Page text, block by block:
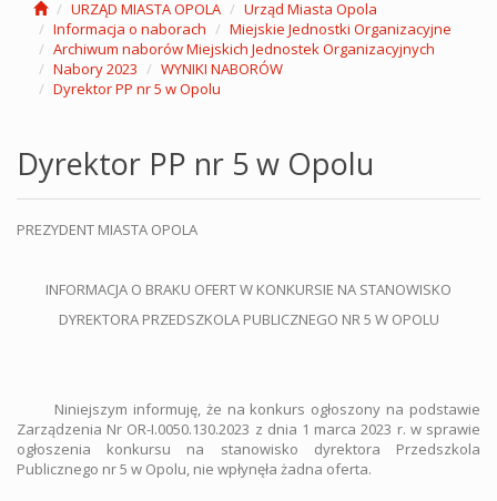
URZĄD MIASTA OPOLA
Urząd Miasta Opola
Informacja o naborach
Miejskie Jednostki Organizacyjne
Archiwum naborów Miejskich Jednostek Organizacyjnych
Nabory 2023
WYNIKI NABORÓW
Dyrektor PP nr 5 w Opolu
Dyrektor PP nr 5 w Opolu
PREZYDENT MIASTA OPOLA
INFORMACJA O BRAKU OFERT W KONKURSIE NA STANOWISKO
DYREKTORA PRZEDSZKOLA PUBLICZNEGO NR 5 W OPOLU
Niniejszym informuję, że na konkurs ogłoszony na podstawie
Zarządzenia Nr OR-I.0050.130.2023 z dnia 1 marca 2023 r. w sprawie
ogłoszenia konkursu na stanowisko dyrektora Przedszkola
Publicznego nr 5 w Opolu, nie wpłynęła żadna oferta.